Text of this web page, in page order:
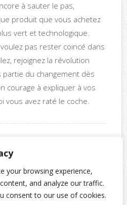
your browsing experience,
and analyze our traffic.
consent to our use of cookies.
à sauter le pas,
produit que vous achetez
vert et technologique.
pas rester coincé dans
rejoignez la révolution
partie du changement dès
courage à expliquer à vos
vous avez raté le coche.